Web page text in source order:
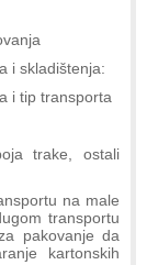
i skladištenja:
i tip transporta
trake, ostali
na male
transportu
pakovanje da
kartonskih